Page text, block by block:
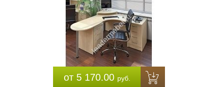
от 5 170.00 руб.